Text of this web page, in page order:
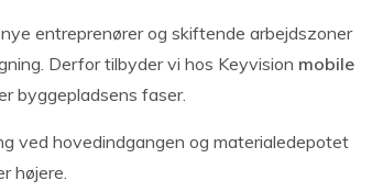
entreprenører og skiftende arbejdszoner
Derfor tilbyder vi hos Keyvision mobile
byggepladsens faser.
ved hovedindgangen og materialedepotet
højere.